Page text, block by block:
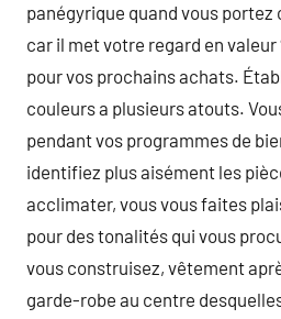
panégyrique quand vous
car il met votre regard en
pour vos prochains achats.
couleurs a plusieurs atouts.
pendant vos programmes de
identifiez plus aisément les
acclimater, vous vous faites
pour des tonalités qui vous
vous construisez, vêtement
garde-robe au centre